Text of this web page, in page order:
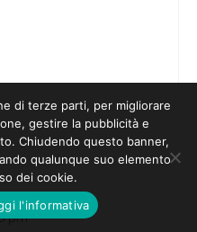
pm
di terze parti, per migliorare
gestire la pubblicità e
Chiudendo questo banner,
qualunque suo elemento
dei cookie.
l'informativa